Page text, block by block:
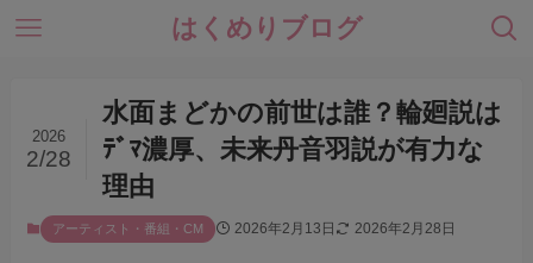
はくめりブログ
水面まどかの前世は誰？輪廻説は
ﾃﾞﾏ濃厚、未来丹音羽説が有力な
理由
2026
2/28
アーティスト・番組・CM 2026年2月13日 2026年2月28日